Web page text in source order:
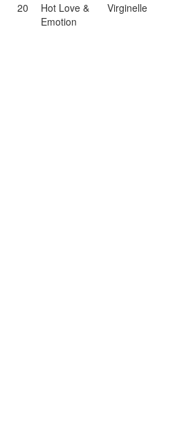
20
Hot Love &
Emotion
Virginelle